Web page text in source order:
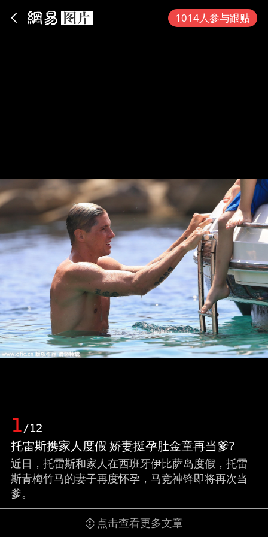
1014人参与跟贴
1/12
托雷斯携家人度假 娇妻挺孕肚金童再当爹?
近日，托雷斯和家人在西班牙伊比萨岛度假，托雷
斯青梅竹马的妻子再度怀孕，马竞神锋即将再次当
爹。
点击查看更多文章